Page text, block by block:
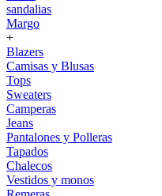
sandalias
Margo
+
Blazers
Camisas y Blusas
Tops
Sweaters
Camperas
Jeans
Pantalones y Polleras
Tapados
Chalecos
Vestidos y monos